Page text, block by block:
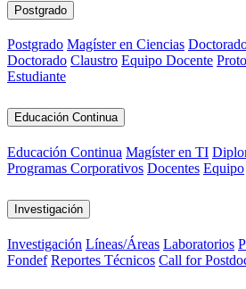
Postgrado
Postgrado Magíster en Ciencias
Doctorado Claustro Equipo Docente
Estudiante
Educación Continua
Educación Continua Magíster en TI
Programas Corporativos Docentes Equipo
Investigación
Investigación Líneas/Áreas Laboratorios
Fondef Reportes Técnicos Call for